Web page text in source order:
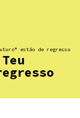
estão de regresso